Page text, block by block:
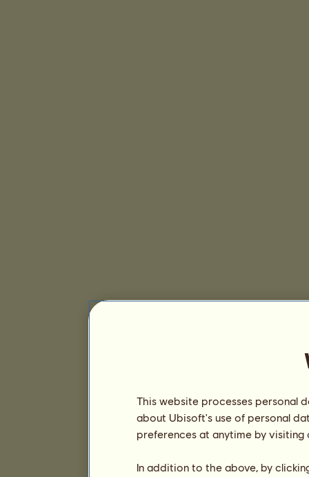
This website processes personal
about Ubisoft's use of personal
preferences at anytime by
In addition to the above, by